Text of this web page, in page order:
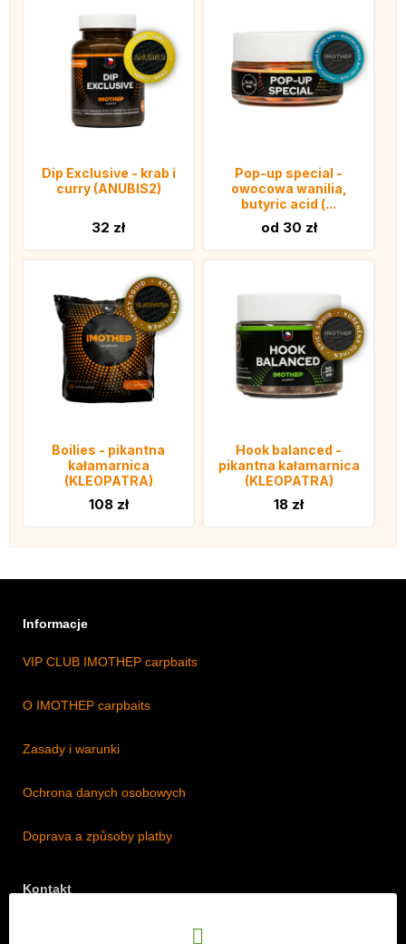
Dip Exclusive - krab i
curry (ANUBIS2)
32 zł
Pop-up special -
owocowa wanilia,
butyric acid (...
od 30 zł
Boilies - pikantna
kałamarnica
(KLEOPATRA)
108 zł
Hook balanced -
pikantna kałamarnica
(KLEOPATRA)
18 zł
Informacje
VIP CLUB IMOTHEP carpbaits
O IMOTHEP carpbaits
Zasady i warunki
Ochrona danych osobowych
Doprava a způsoby platby
Kontakt